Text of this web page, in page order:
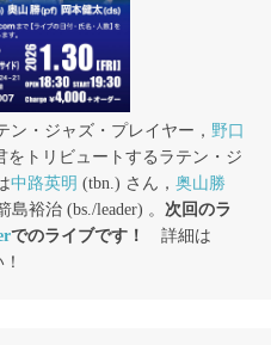
・ジャズ・プレイヤー， 野口
をトリビュートするラテン・ジ
中路英明 (tbn.) さん， 奥山勝
島裕治 (bs./leader) 。 次回のラ
でのライブです！
詳細は